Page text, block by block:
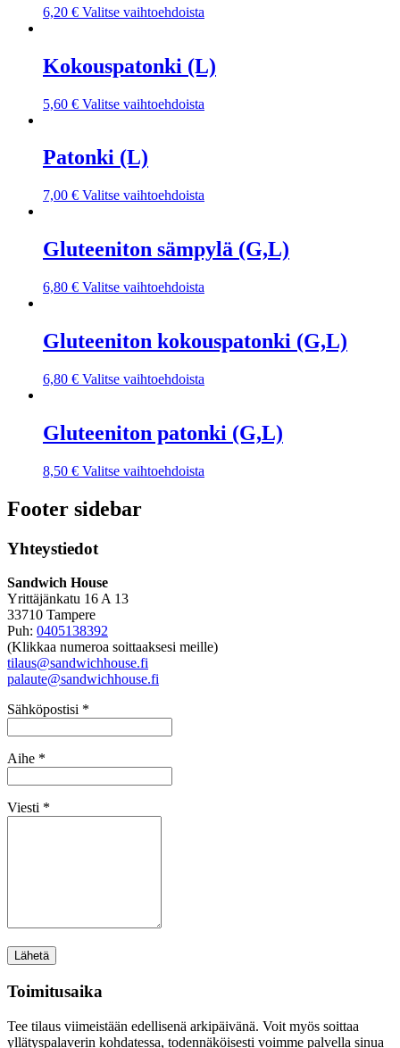
6,20 € Valitse vaihtoehdoista
Kokouspatonki (L)
5,60 € Valitse vaihtoehdoista
Patonki (L)
7,00 € Valitse vaihtoehdoista
Gluteeniton sämpylä (G,L)
6,80 € Valitse vaihtoehdoista
Gluteeniton kokouspatonki (G,L)
6,80 € Valitse vaihtoehdoista
Gluteeniton patonki (G,L)
8,50 € Valitse vaihtoehdoista
Footer sidebar
Yhteystiedot
Sandwich House
Yrittäjänkatu 16 A 13
33710 Tampere
Puh: 0405138392
(Klikkaa numeroa soittaaksesi meille)
tilaus@sandwichhouse.fi
palaute@sandwichhouse.fi
Sähköpostisi *
Aihe *
Viesti *
Toimitusaika
Tee tilaus viimeistään edellisenä arkipäivänä. Voit myös soittaa
yllätyspalaverin kohdatessa, todennäköisesti voimme palvella sinua